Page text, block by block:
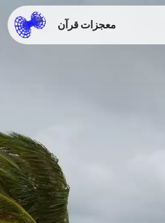
معجزات قرآن